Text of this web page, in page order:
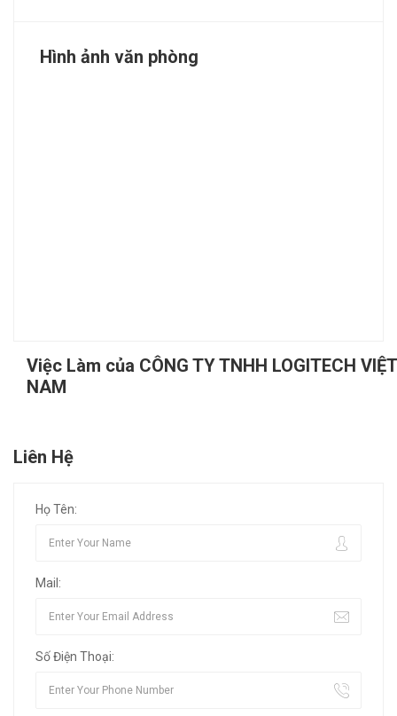
Hình ảnh văn phòng
Việc Làm của CÔNG TY TNHH LOGITECH VIỆT
NAM
Liên Hệ
Họ Tên:
Mail:
Số Điện Thoại: